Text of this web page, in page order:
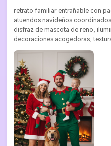
retrato familiar entrañable con
atuendos navideños
disfraz de mascota de reno,
decoraciones acogedoras,